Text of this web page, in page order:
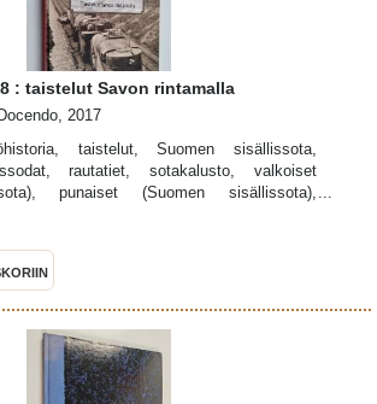
: taistelut Savon rintamalla
2017
taistelut, Suomen sisällissota,
rautatiet, sotakalusto, valkoiset
punaiset (Suomen sisällissota),